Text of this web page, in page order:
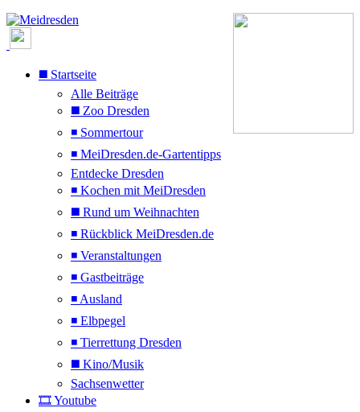
◼️ Startseite
Alle Beiträge
◼️ Zoo Dresden
◾ Sommertour
◾ MeiDresden.de-Gartentipps
Entdecke Dresden
◾ Kochen mit MeiDresden
◼️ Rund um Weihnachten
◾ Rückblick MeiDresden.de
◾ Veranstaltungen
◾ Gastbeiträge
◾ Ausland
◾ Elbpegel
◾ Tierrettung Dresden
◼️ Kino/Musik
Sachsenwetter
🎞️ Youtube